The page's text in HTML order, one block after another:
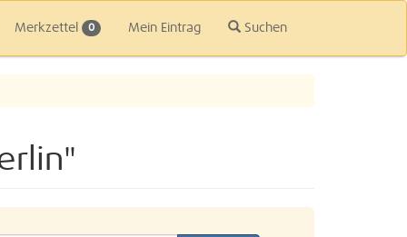
Merkzettel 0 Mein Eintrag Suchen